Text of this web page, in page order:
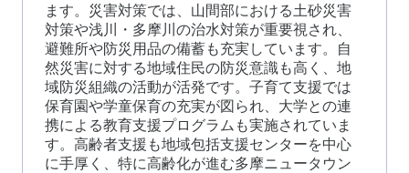
ます。災害対策では、山間部における土砂災害
対策や浅川・多摩川の治水対策が重要視され、
避難所や防災用品の備蓄も充実しています。自
然災害に対する地域住民の防災意識も高く、地
域防災組織の活動が活発です。子育て支援では
保育園や学童保育の充実が図られ、大学との連
携による教育支援プログラムも実施されていま
す。高齢者支援も地域包括支援センターを中心
に手厚く、特に高齢化が進む多摩ニュータウン